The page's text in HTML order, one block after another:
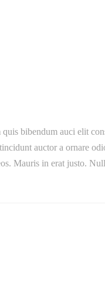
bibendum auci elit
auctor a ornare
Mauris in erat justo.